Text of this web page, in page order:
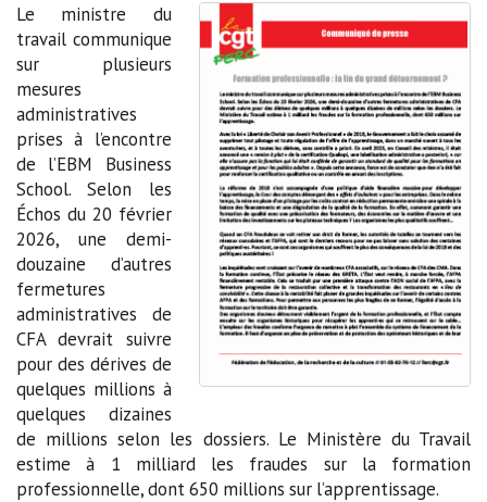
Le ministre du
travail communique
sur plusieurs
mesures
administratives
prises à l’encontre
de l’EBM Business
School. Selon les
Échos du 20 février
2026, une demi-
douzaine d’autres
fermetures
administratives de
CFA devrait suivre
pour des dérives de
quelques millions à
quelques dizaines
de millions selon les dossiers. Le Ministère du Travail
estime à 1 milliard les fraudes sur la formation
professionnelle, dont 650 millions sur l’apprentissage.